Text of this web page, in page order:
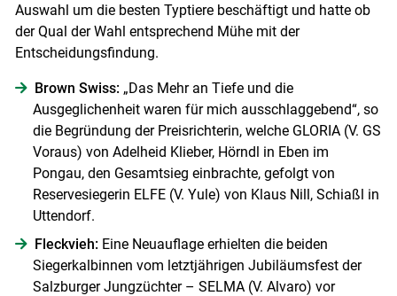
Auswahl um die besten Typtiere beschäftigt und hatte ob
der Qual der Wahl entsprechend Mühe mit der
Entscheidungsfindung.
Brown Swiss: „Das Mehr an Tiefe und die
Ausgeglichenheit waren für mich ausschlaggebend“, so
die Begründung der Preisrichterin, welche GLORIA (V. GS
Voraus) von Adelheid Klieber, Hörndl in Eben im
Pongau, den Gesamtsieg einbrachte, gefolgt von
Reservesiegerin ELFE (V. Yule) von Klaus Nill, Schiaßl in
Uttendorf.
Fleckvieh: Eine Neuauflage erhielten die beiden
Siegerkalbinnen vom letztjährigen Jubiläumsfest der
Salzburger Jungzüchter – SELMA (V. Alvaro) vor